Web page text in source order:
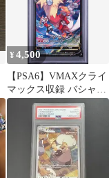
¥4,500
【PSA6】VMAXクライ
マックス収録 バシャー
モV s8b 216/184 CSR